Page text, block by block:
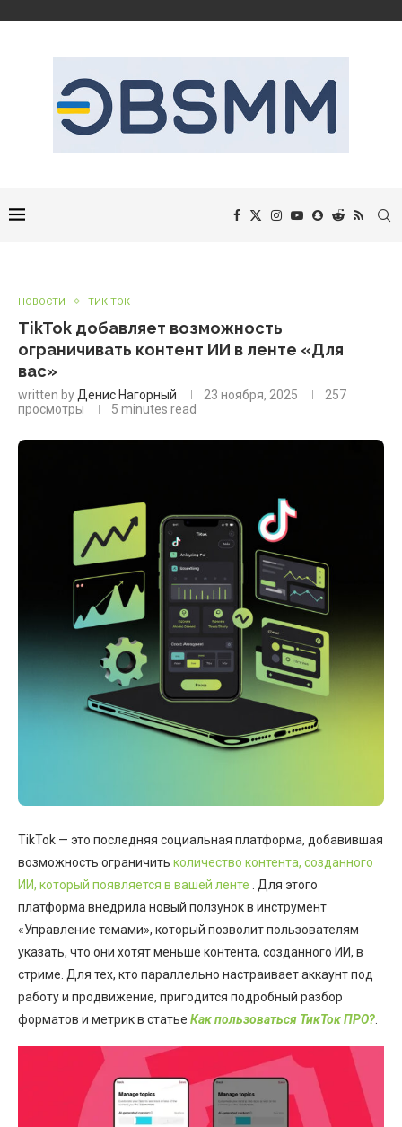
НОВОСТИ ТИК ТОК
TikTok добавляет возможность
ограничивать контент ИИ в ленте «Для
вас»
written by Денис Нагорный 23 ноября, 2025
257
просмотры
5 minutes read
TikTok — это последняя социальная платформа, добавившая
возможность ограничить количество контента, созданного
ИИ, который появляется в вашей ленте . Для этого
платформа внедрила новый ползунок в инструмент
«Управление темами», который позволит пользователям
указать, что они хотят меньше контента, созданного ИИ, в
стриме. Для тех, кто параллельно настраивает аккаунт под
работу и продвижение, пригодится подробный разбор
форматов и метрик в статье Как пользоваться ТикТок ПРО?